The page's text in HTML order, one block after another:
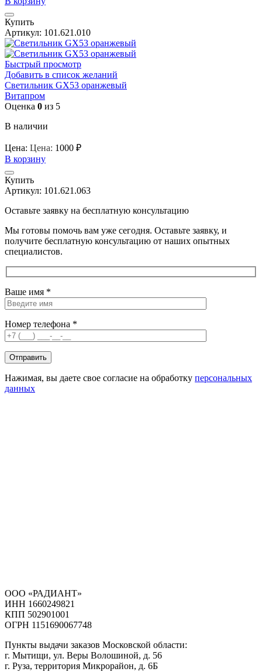
Купить
Артикул: 101.621.010
Быстрый просмотр
Добавить в список желаний
Светильник GX53 оранжевый
Витапром
Оценка 0 из 5
В наличии
Цена: Цена: 1000 ₽
В корзину
Купить
Артикул: 101.621.063
Оставьте заявку на бесплатную консультацию
Мы готовы помочь вам уже сегодня. Оставьте заявку, и
получите бесплатную консультацию от наших опытных
специалистов.
Ваше имя *
Номер телефона *
Нажимая, вы даете свое согласие на обработку персональных
данных
ООО «РАДИАНТ»
ИНН 1660249821
КПП 502901001
ОГРН 1151690067748
Пункты выдачи заказов Московской области:
г. Мытищи, ул. Веры Волошиной, д. 56
г. Руза, территория Микрорайон, д. 6Б